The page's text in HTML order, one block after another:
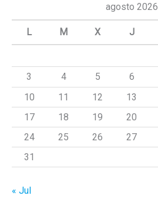
a
agosto 2026
L M X J
3
4 5 6
10
11 12 13
17
18 19 20
24
25 26 27
31
« Jul